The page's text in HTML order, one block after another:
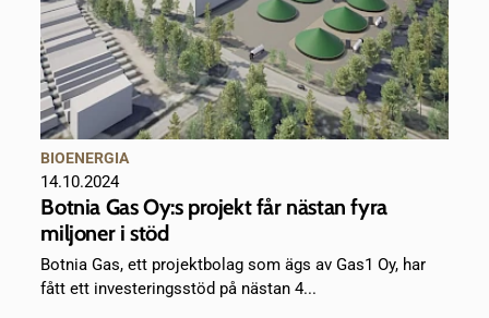
BIOENERGIA
14.10.2024
Botnia Gas Oy:s projekt får nästan fyra
miljoner i stöd
Botnia Gas, ett projektbolag som ägs av Gas1 Oy, har
fått ett investeringsstöd på nästan 4...